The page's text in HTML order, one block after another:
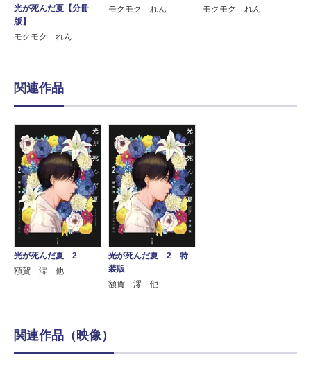
光が死んだ夏【分冊
版】
モクモク れん
モクモク れん
モクモク れん
関連作品
光が死んだ夏 2
額賀 澪 他
光が死んだ夏 2 特
装版
額賀 澪 他
関連作品（映像）